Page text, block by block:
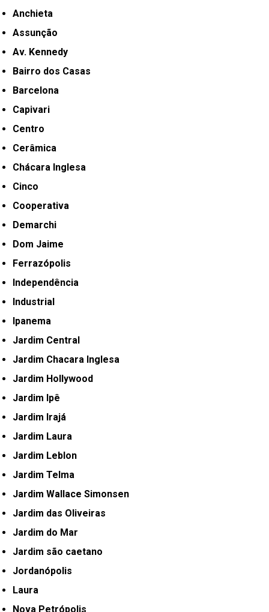
Anchieta
Assunção
Av. Kennedy
Bairro dos Casas
Barcelona
Capivari
Centro
Cerâmica
Chácara Inglesa
Cinco
Cooperativa
Demarchi
Dom Jaime
Ferrazópolis
Independência
Industrial
Ipanema
Jardim Central
Jardim Chacara Inglesa
Jardim Hollywood
Jardim Ipê
Jardim Irajá
Jardim Laura
Jardim Leblon
Jardim Telma
Jardim Wallace Simonsen
Jardim das Oliveiras
Jardim do Mar
Jardim são caetano
Jordanópolis
Laura
Nova Petrópolis